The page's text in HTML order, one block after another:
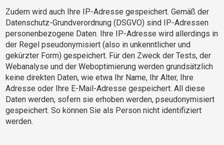
Zudem wird auch Ihre IP-Adresse gespeichert. Gemäß der
Datenschutz-Grundverordnung (DSGVO) sind IP-Adressen
personenbezogene Daten. Ihre IP-Adresse wird allerdings in
der Regel pseudonymisiert (also in unkenntlicher und
gekürzter Form) gespeichert. Für den Zweck der Tests, der
Webanalyse und der Weboptimierung werden grundsätzlich
keine direkten Daten, wie etwa Ihr Name, Ihr Alter, Ihre
Adresse oder Ihre E-Mail-Adresse gespeichert. All diese
Daten werden, sofern sie erhoben werden, pseudonymisiert
gespeichert. So können Sie als Person nicht identifiziert
werden.